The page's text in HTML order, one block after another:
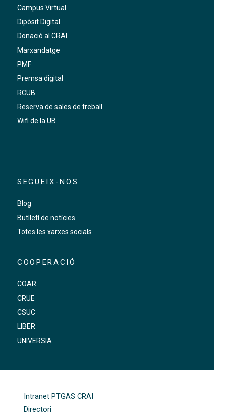
Campus Virtual
Dipòsit Digital
Donació al CRAI
Marxandatge
PMF
Premsa digital
RCUB
Reserva de sales de treball
Wifi de la UB
SEGUEIX-NOS
Blog
Butlletí de notícies
Totes les xarxes socials
COOPERACIÓ
COAR
CRUE
CSUC
LIBER
UNIVERSIA
Intranet PTGAS CRAI
Directori